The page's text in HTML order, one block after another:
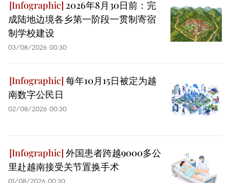
2026年8月30日前：完
成陆地边境各乡第一阶段一贯制寄宿
制学校建设
03/08/2026 00:30
每年10月15日被定为越
南数字公民日
02/08/2026 00:30
外国患者跨越9000多公
里赴越南接受关节置换手术
01/08/2026 00:30